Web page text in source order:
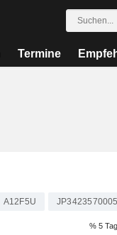
Termine
A12F5U JP3423570005
% 5